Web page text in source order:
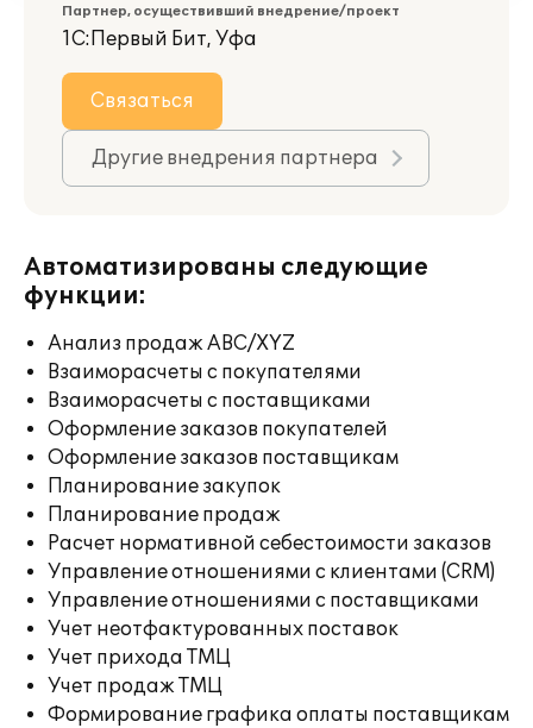
Партнер, осуществивший внедрение/проект
1С:Первый Бит, Уфа
Связаться
Другие внедрения партнера
Автоматизированы следующие
функции:
Анализ продаж ABC/XYZ
Взаиморасчеты с покупателями
Взаиморасчеты с поставщиками
Оформление заказов покупателей
Оформление заказов поставщикам
Планирование закупок
Планирование продаж
Расчет нормативной себестоимости заказов
Управление отношениями с клиентами (CRM)
Управление отношениями с поставщиками
Учет неотфактурованных поставок
Учет прихода ТМЦ
Учет продаж ТМЦ
Формирование графика оплаты поставщикам